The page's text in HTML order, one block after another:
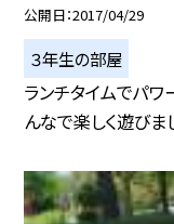
公開日 2017/04/29
３年生の部屋
ランチタイムでパワ
んなで楽しく遊びま